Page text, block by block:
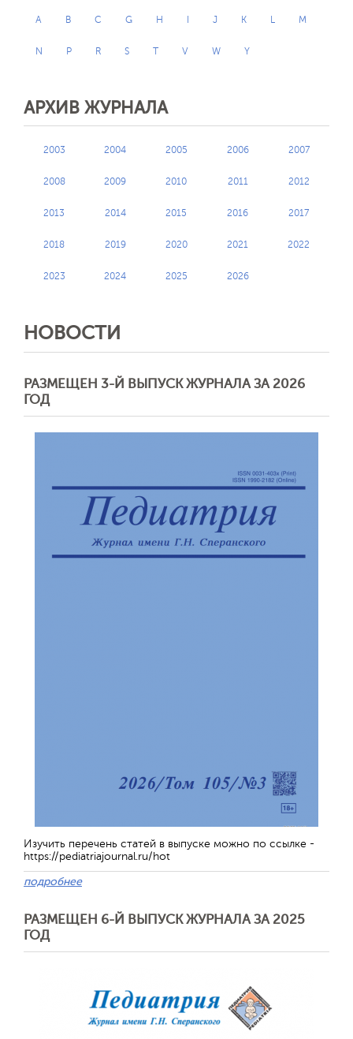
A B C G H J K L M
N P R S T V W Y
АРХИВ ЖУРНАЛА
2003 2004 2005 2006 2007
2008 2009 2010 2011 2012
2013 2014 2015 2016 2017
2018 2019 2020 2021 2022
2023 2024 2025 2026
НОВОСТИ
РАЗМЕЩЕН 3-Й ВЫПУСК ЖУРНАЛА ЗА 2026
ГОД
Изучить перечень статей в выпуске можно по ссылке -
https://pediatriajournal.ru/hot
подробнее
РАЗМЕЩЕН 6-Й ВЫПУСК ЖУРНАЛА ЗА 2025
ГОД